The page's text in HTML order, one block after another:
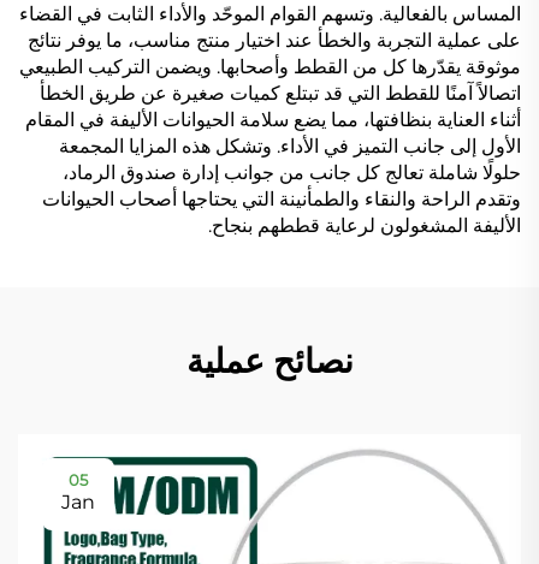
المساس بالفعالية. وتسهم القوام الموحّد والأداء الثابت في القضاء
على عملية التجربة والخطأ عند اختيار منتج مناسب، ما يوفر نتائج
موثوقة يقدّرها كل من القطط وأصحابها. ويضمن التركيب الطبيعي
اتصالاً آمنًا للقطط التي قد تبتلع كميات صغيرة عن طريق الخطأ
أثناء العناية بنظافتها، مما يضع سلامة الحيوانات الأليفة في المقام
الأول إلى جانب التميز في الأداء. وتشكل هذه المزايا المجمعة
حلولًا شاملة تعالج كل جانب من جوانب إدارة صندوق الرماد،
وتقدم الراحة والنقاء والطمأنينة التي يحتاجها أصحاب الحيوانات
الأليفة المشغولون لرعاية قططهم بنجاح.
نصائح عملية
05
Jan